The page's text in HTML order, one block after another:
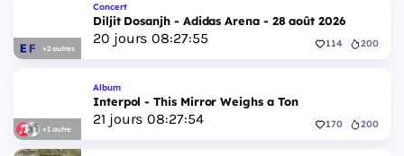
+2 autres
Concert
Diljit Dosanjh - Adidas Arena - 28 août 2026
20 jours 08:27:54 114 200
+1 autre
Album
Interpol - This Mirror Weighs a Ton
21 jours 08:27:53 170 200